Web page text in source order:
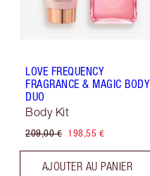
LOVE FREQUENCY
FRAGRANCE & MAGIC BODY
DUO
Body Kit
209,00 € 198,55 €
AJOUTER AU PANIER